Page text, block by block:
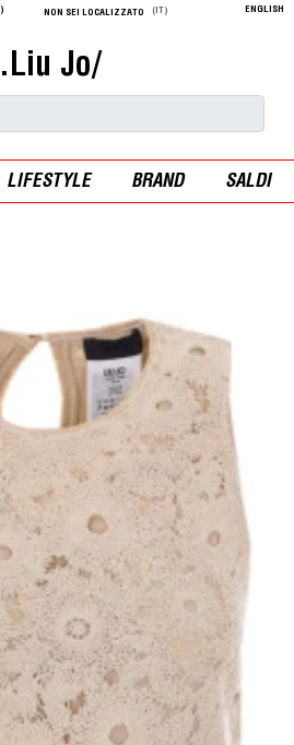
) NON SEI LOCALIZZATO (IT) ENGLISH
.Liu Jo/
LIFESTYLE BRAND SALDI